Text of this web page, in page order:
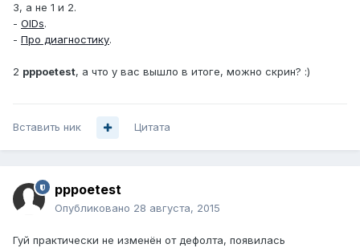
3, а не 1 и 2.
- OIDs.
- Про диагностику.
2 pppoetest, а что у вас вышло в итоге, можно скрин? :)
Вставить ник Цитата
pppoetest
Опубликовано 28 августа, 2015
Гуй практически не изменён от дефолта, появилась